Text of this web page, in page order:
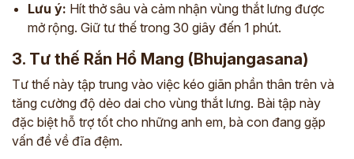
Lưu ý: Hít thở sâu và cảm nhận vùng thắt lưng được
mở rộng. Giữ tư thế trong 30 giây đến 1 phút.
3. Tư thế Rắn Hổ Mang (Bhujangasana)
Tư thế này tập trung vào việc kéo giãn phần thân trên và
tăng cường độ dẻo dai cho vùng thắt lưng. Bài tập này
đặc biệt hỗ trợ tốt cho những anh em, bà con đang gặp
vấn đề về đĩa đệm.